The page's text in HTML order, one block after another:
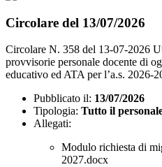
Circolare del 13/07/2026
Circolare N. 358 del 13-07-2026
provvisorie personale docente di
educativo ed ATA per l’a.s. 2026-
Pubblicato il: 13/07/2026
Tipologia: Tutto il
Allegati:
Modulo richiesta di
2027.docx